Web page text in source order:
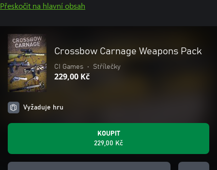
Přeskočit na hlavní obsah
Crossbow Carnage Weapons Pack
CI Games • Střílečky
229,00 Kč
Vyžaduje hru
KOUPIT
229,00 Kč